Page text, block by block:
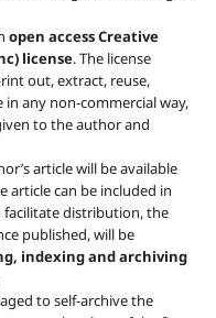
open access Creative
license. The license
out, extract, reuse,
any non-commercial way,
to the author and
article will be available
article can be included in
facilitate distribution, the
published, will be
indexing and archiving
to self-archive the